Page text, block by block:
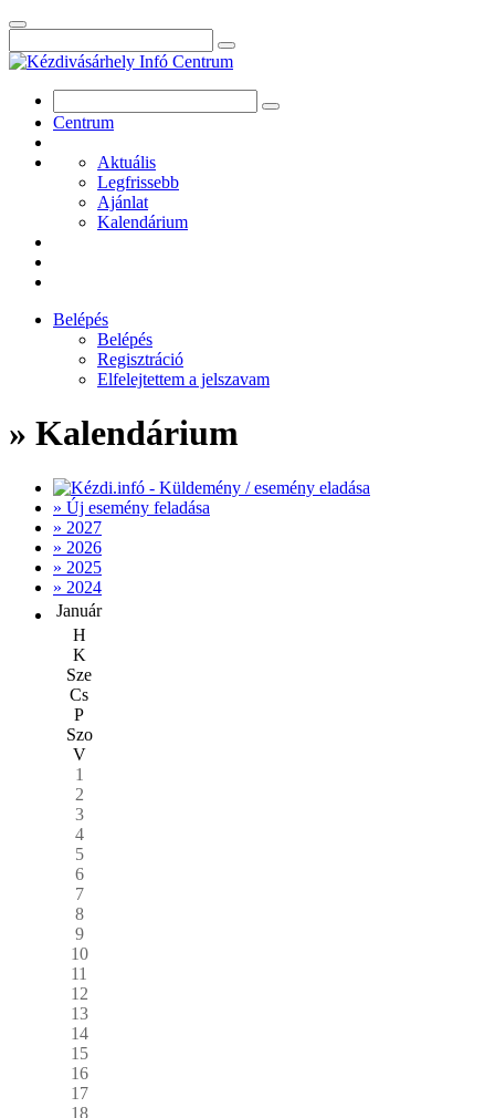
Centrum
Aktuális
Legfrissebb
Ajánlat
Kalendárium
Belépés
Belépés
Regisztráció
Elfelejtettem a jelszavam
» Kalendárium
» Új esemény feladása
» 2027
» 2026
» 2025
» 2024
Január
H
K
Sze
Cs
P
Szo
V
1
2
3
4
5
6
7
8
9
10
11
12
13
14
15
16
17
18